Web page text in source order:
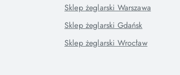
Sklep żeglarski Warszawa
Sklep żeglarski Gdańsk
Sklep żeglarski Wrocław